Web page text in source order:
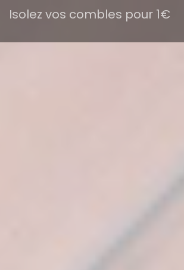
Isolez vos combles pour 1€